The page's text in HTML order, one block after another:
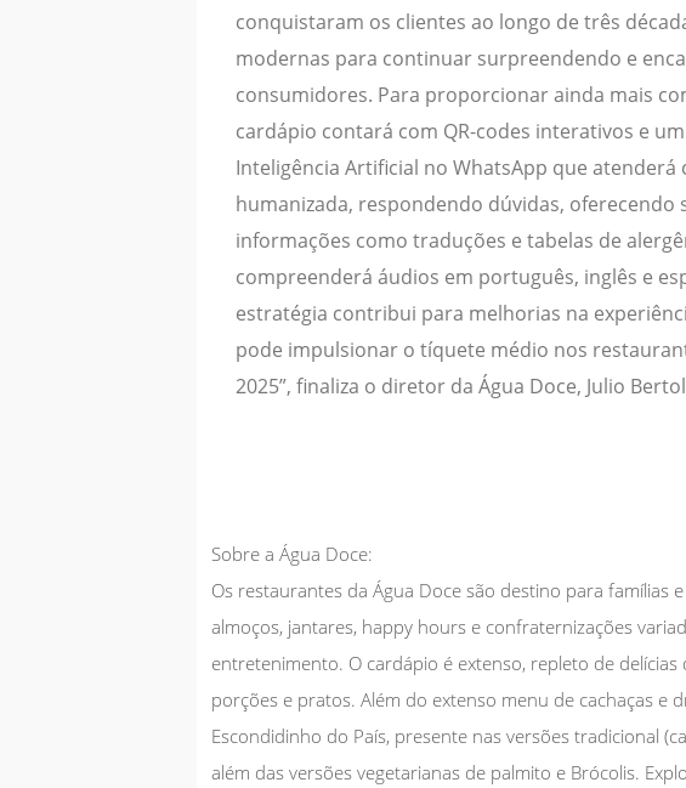
conquistaram os clientes ao longo de três
modernas para continuar surpreendendo e
consumidores. Para proporcionar ainda mais
cardápio contará com QR-codes interativos e
Inteligência Artificial no WhatsApp que atenderá
humanizada, respondendo dúvidas, oferecendo
informações como traduções e tabelas de
compreenderá áudios em português, inglês e
estratégia contribui para melhorias na
pode impulsionar o tíquete médio nos
2025”, finaliza o diretor da Água Doce, Julio
Sobre a Água Doce:
Os restaurantes da Água Doce são destino para famílias
almoços, jantares, happy hours e confraternizações
entretenimento. O cardápio é extenso, repleto de
porções e pratos. Além do extenso menu de cachaças e
Escondidinho do País, presente nas versões tradicional
além das versões vegetarianas de palmito e Brócolis.